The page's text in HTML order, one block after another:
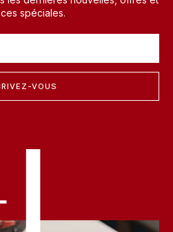
spéciales.
VOUS